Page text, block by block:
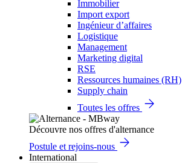
Immobilier
Import export
Ingénieur d’affaires
Logistique
Management
Marketing digital
RSE
Ressources humaines (RH)
Supply chain
Toutes les offres
Découvre nos offres d'alternance
Postule et rejoins-nous
International